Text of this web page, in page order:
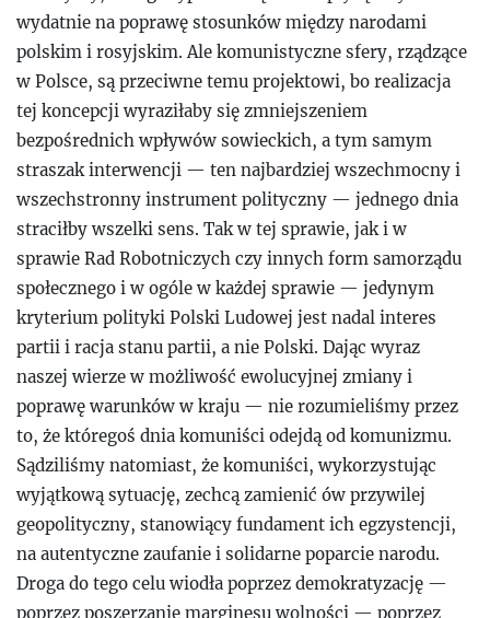
wydatnie na poprawę stosunków między narodami
polskim i rosyjskim. Ale komunistyczne sfery, rządzące
w Polsce, są przeciwne temu projektowi, bo realizacja
tej koncepcji wyraziłaby się zmniejszeniem
bezpośrednich wpływów sowieckich, a tym samym
straszak interwencji — ten najbardziej wszechmocny i
wszechstronny instrument polityczny — jednego dnia
straciłby wszelki sens. Tak w tej sprawie, jak i w
sprawie Rad Robotniczych czy innych form samorządu
społecznego i w ogóle w każdej sprawie — jedynym
kryterium polityki Polski Ludowej jest nadal interes
partii i racja stanu partii, a nie Polski. Dając wyraz
naszej wierze w możliwość ewolucyjnej zmiany i
poprawę warunków w kraju — nie rozumieliśmy przez
to, że któregoś dnia komuniści odejdą od komunizmu.
Sądziliśmy natomiast, że komuniści, wykorzystując
wyjątkową sytuację, zechcą zamienić ów przywilej
geopolityczny, stanowiący fundament ich egzystencji,
na autentyczne zaufanie i solidarne poparcie narodu.
Droga do tego celu wiodła poprzez demokratyzację —
poprzez poszerzanie marginesu wolności — poprzez